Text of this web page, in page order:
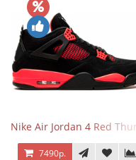
Nike Air Jordan 4 Red
7490р.